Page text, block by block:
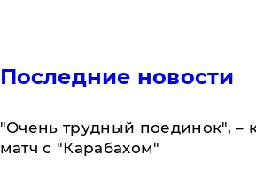
Последние новости
"Очень трудный поединок", –
матч с "Карабахом"